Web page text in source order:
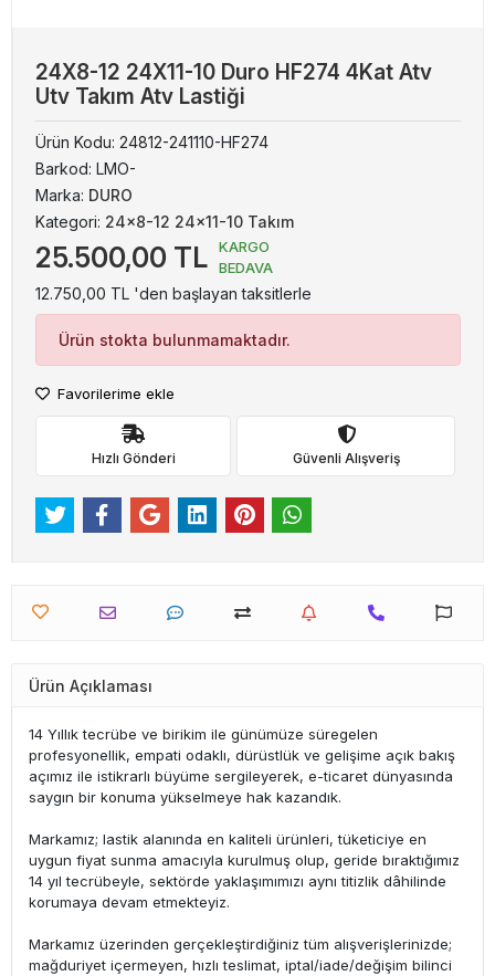
24X8-12 24X11-10 Duro HF274 4Kat Atv
Utv Takım Atv Lastiği
Ürün Kodu: 24812-241110-HF274
Barkod: LMO-
Marka: DURO
Kategori: 24x8-12 24x11-10 Takım
25.500,00 TL
KARGO
BEDAVA
12.750,00 TL 'den başlayan taksitlerle
Ürün stokta bulunmamaktadır.
Favorilerime ekle
Hızlı Gönderi Güvenli Alışveriş
Ürün Açıklaması
14 Yıllık tecrübe ve birikim ile günümüze süregelen
profesyonellik, empati odaklı, dürüstlük ve gelişime açık bakış
açımız ile istikrarlı büyüme sergileyerek, e-ticaret dünyasında
saygın bir konuma yükselmeye hak kazandık.
Markamız; lastik alanında en kaliteli ürünleri, tüketiciye en
uygun fiyat sunma amacıyla kurulmuş olup, geride bıraktığımız
14 yıl tecrübeyle, sektörde yaklaşımımızı aynı titizlik dâhilinde
korumaya devam etmekteyiz.
Markamız üzerinden gerçekleştirdiğiniz tüm alışverişlerinizde;
mağduriyet içermeyen, hızlı teslimat, iptal/iade/değişim bilinci